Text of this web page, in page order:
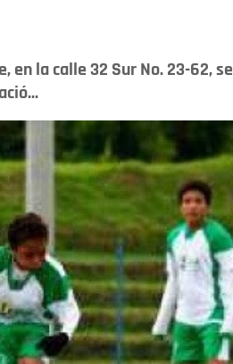
en la calle 32 Sur No. 23-62, se